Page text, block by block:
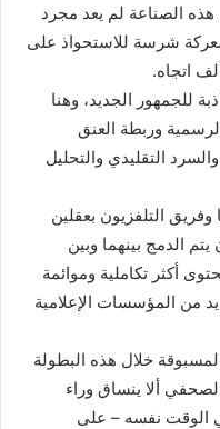
هذه الصناعة لم يعد مجرد
شرسة للاستحواذ على
اتجاه.
للجمهور الجديد، وهنا
وربطة العنق
التقليدي والتحليل
التلفزيون بعقلين
الدمج بينهما وبين
أكثر تكاملية وموائمة
من المؤسسات الإعلامية
خلال هذه البطولة
ألا ينساق وراء
الوقت نفسه – على